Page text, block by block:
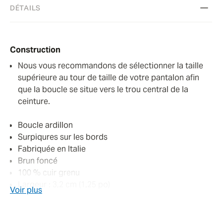
DÉTAILS
Construction
Nous vous recommandons de sélectionner la taille
supérieure au tour de taille de votre pantalon afin
que la boucle se situe vers le trou central de la
ceinture.
Boucle ardillon
Surpiqures sur les bords
Fabriquée en Italie
Brun foncé
100 % cuir grenu
Largeur : 3,2 cm (1,25 po)
Voir plus